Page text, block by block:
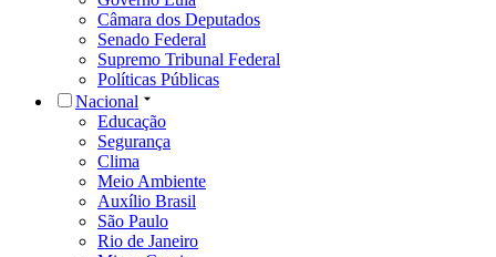
Câmara dos Deputados
Senado Federal
Supremo Tribunal Federal
Políticas Públicas
Nacional
Educação
Segurança
Clima
Meio Ambiente
Auxílio Brasil
São Paulo
Rio de Janeiro